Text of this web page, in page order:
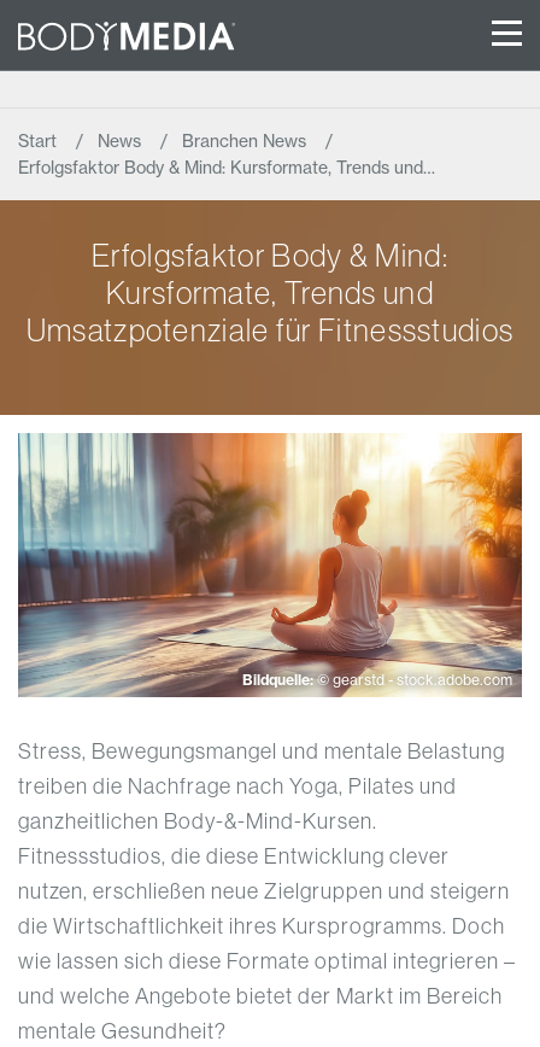
Start News
Branchen News
Erfolgsfaktor Body & Mind: Kursformate, Trends und…
Erfolgsfaktor Body & Mind:
Kursformate, Trends und
Umsatzpotenziale für Fitnessstudios
Bildquelle:© gearstd - stock.adobe.com
Stress, Bewegungsmangel und mentale Belastung
treiben die Nachfrage nach Yoga, Pilates und
ganzheitlichen Body-&-Mind-Kursen.
Fitnessstudios, die diese Entwicklung clever
nutzen, erschließen neue Zielgruppen und steigern
die Wirtschaftlichkeit ihres Kursprogramms. Doch
wie lassen sich diese Formate optimal integrieren –
und welche Angebote bietet der Markt im Bereich
mentale Gesundheit?